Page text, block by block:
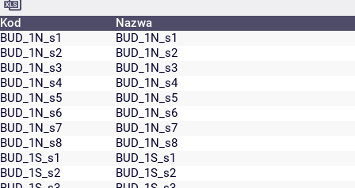
Kod
Nazwa
BUD_1N_s1
BUD_1N_s1
BUD_1N_s2
BUD_1N_s2
BUD_1N_s3
BUD_1N_s3
BUD_1N_s4
BUD_1N_s4
BUD_1N_s5
BUD_1N_s5
BUD_1N_s6
BUD_1N_s6
BUD_1N_s7
BUD_1N_s7
BUD_1N_s8
BUD_1N_s8
BUD_1S_s1
BUD_1S_s1
BUD_1S_s2
BUD_1S_s2